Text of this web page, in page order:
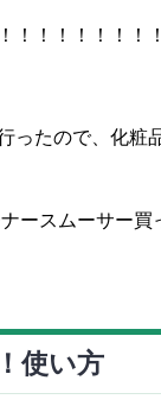
！！！！！！！
ったので、化粧
ースムーサー買
使い方